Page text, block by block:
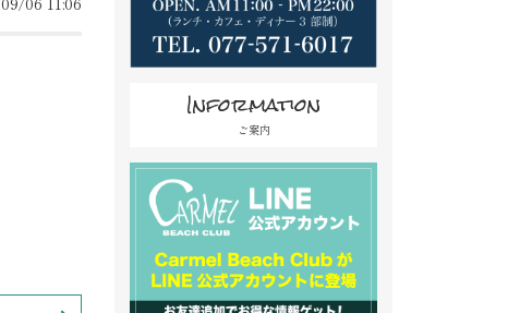
Information
ご案内